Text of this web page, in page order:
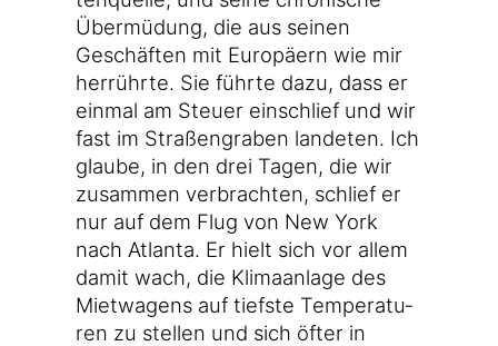
Über­mü­dung, die aus sei­nen
Geschäf­ten mit Euro­pä­ern wie mir
her­rühr­te. Sie führ­te dazu, dass er
ein­mal am Steu­er ein­schlief und wir
fast im Stra­ßen­gra­ben lan­de­ten. Ich
glau­be, in den drei Tagen, die wir
zusam­men ver­brach­ten, schlief er
nur auf dem Flug von New York
nach Atlan­ta. Er hielt sich vor allem
damit wach, die Kli­ma­an­la­ge des
Miet­wa­gens auf tiefs­te Tem­pe­ra­tu­
ren zu stel­len und sich öfter in